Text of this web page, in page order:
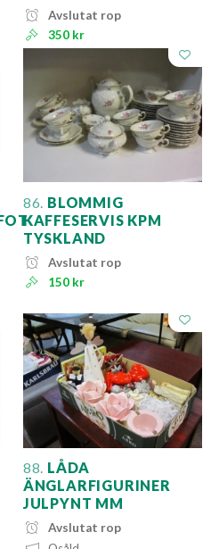
Avslutat rop
350 kr
86. BLOMMIG
KAFFESERVIS KPM
TYSKLAND
Avslutat rop
150 kr
88. LÅDA
ÄNGLARFIGURINER
JULPYNT MM
Avslutat rop